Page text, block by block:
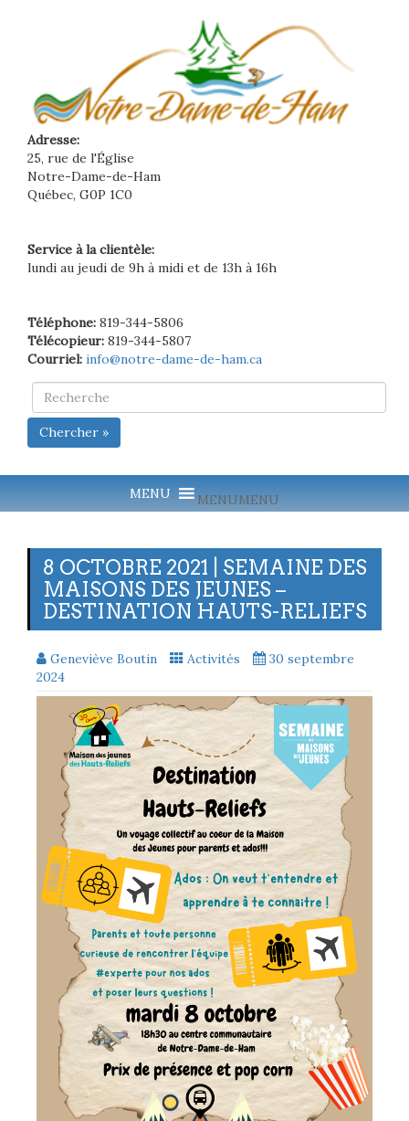
Adresse:
25, rue de l'Église
Notre-Dame-de-Ham
Québec, G0P 1C0
Service à la clientèle:
lundi au jeudi de 9h à midi et de 13h à 16h
Téléphone: 819-344-5806
Télécopieur: 819-344-5807
Courriel: info@notre-dame-de-ham.ca
Chercher »
MENUMENU
8 OCTOBRE 2021 | SEMAINE DES
MAISONS DES JEUNES –
DESTINATION HAUTS-RELIEFS
Geneviève Boutin Activités
30 septembre
2024